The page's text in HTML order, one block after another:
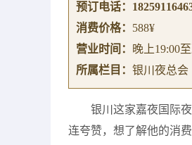
预订电话：
消费价格： 588¥
营业时间：
晚上19:00
所属栏目： 银川夜总会
银川这家嘉夜国际
连夸赞，想了解他的消